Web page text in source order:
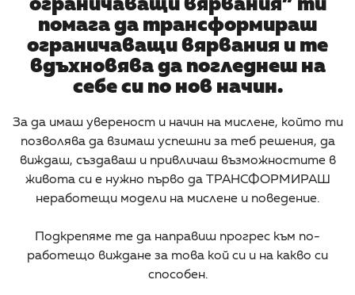
ограничаващи вярвания” ти
помага да трансформираш
ограничаващи вярвания и те
вдъхновява да погледнеш на
себе си по нов начин.
За да имаш увереност и начин на мислене, който ти
позволява да взимаш успешни за теб решения, да
виждаш, създаваш и привличаш възможностите в
живота си е нужно първо да ТРАНСФОРМИРАШ
неработещи модели на мислене и поведение.
Подкрепяме те да направиш прогрес към по-
работещо виждане за това кой си и на какво си
способен.